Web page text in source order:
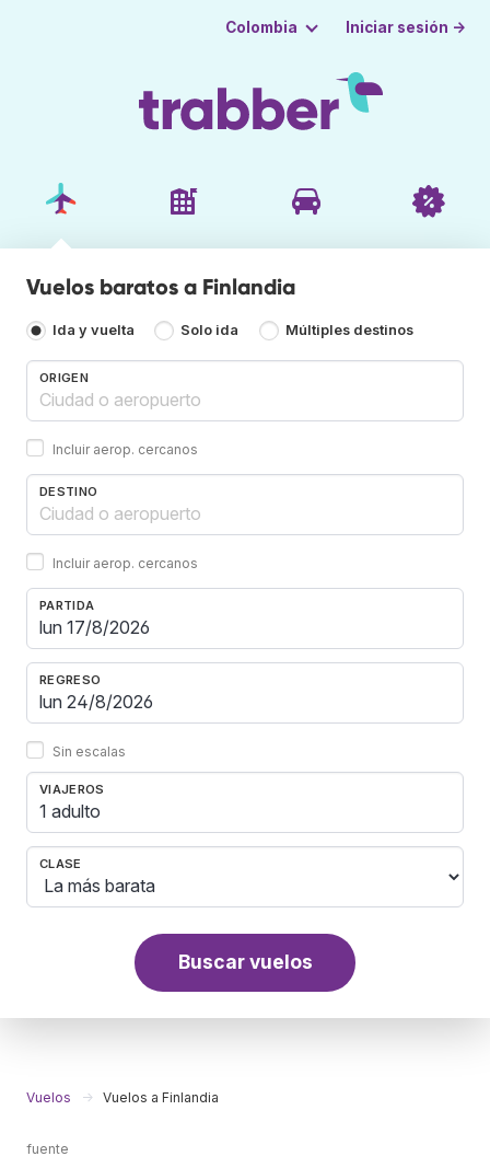
Colombia Iniciar sesión →
Vuelos baratos a Finlandia
Ida y vuelta Solo ida Múltiples destinos
ORIGEN
Incluir aerop. cercanos
DESTINO
Incluir aerop. cercanos
PARTIDA
REGRESO
Sin escalas
VIAJEROS
1 adulto
CLASE
Buscar vuelos
Vuelos Vuelos a Finlandia
fuente